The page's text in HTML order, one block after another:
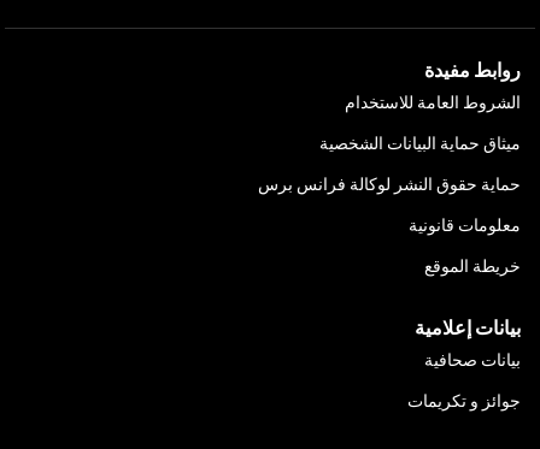
روابط مفيدة
الشروط العامة للاستخدام
ميثاق حماية البيانات الشخصية
حماية حقوق النشر لوكالة فرانس برس
معلومات قانونية
خريطة الموقع
بيانات إعلامية
بيانات صحافية
جوائز و تكريمات